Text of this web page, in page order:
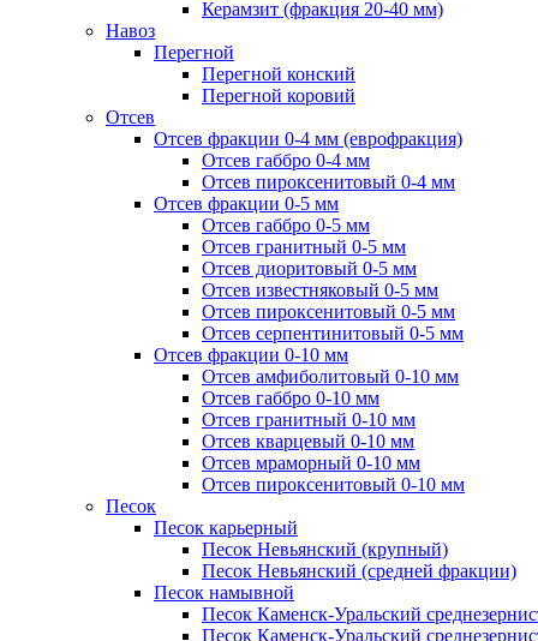
Керамзит (фракция 20-40 мм)
Навоз
Перегной
Перегной конский
Перегной коровий
Отсев
Отсев фракции 0-4 мм (еврофракция)
Отсев габбро 0-4 мм
Отсев пироксенитовый 0-4 мм
Отсев фракции 0-5 мм
Отсев габбро 0-5 мм
Отсев гранитный 0-5 мм
Отсев диоритовый 0-5 мм
Отсев известняковый 0-5 мм
Отсев пироксенитовый 0-5 мм
Отсев серпентинитовый 0-5 мм
Отсев фракции 0-10 мм
Отсев амфиболитовый 0-10 мм
Отсев габбро 0-10 мм
Отсев гранитный 0-10 мм
Отсев кварцевый 0-10 мм
Отсев мраморный 0-10 мм
Отсев пироксенитовый 0-10 мм
Песок
Песок карьерный
Песок Невьянский (крупный)
Песок Невьянский (средней фракции)
Песок намывной
Песок Каменск-Уральский
Песок Каменск-Уральский